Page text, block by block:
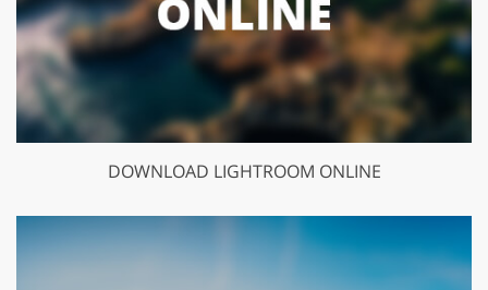
DOWNLOAD LIGHTROOM ONLINE